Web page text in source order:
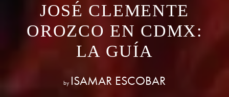
JOSÉ CLEMENTE
OROZCO EN CDMX:
LA GUÍA
by ISAMAR ESCOBAR